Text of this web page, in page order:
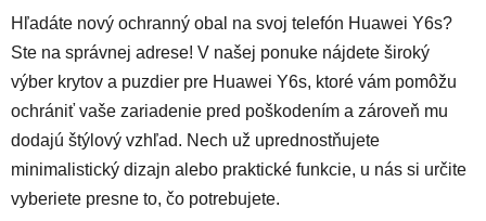
Hľadáte nový ochranný obal na svoj telefón Huawei Y6s?
Ste na správnej adrese! V našej ponuke nájdete široký
výber krytov a puzdier pre Huawei Y6s, ktoré vám pomôžu
ochrániť vaše zariadenie pred poškodením a zároveň mu
dodajú štýlový vzhľad. Nech už uprednostňujete
minimalistický dizajn alebo praktické funkcie, u nás si určite
vyberiete presne to, čo potrebujete.